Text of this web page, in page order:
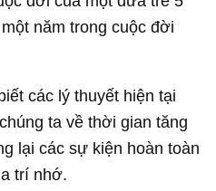
năm trong cuộc đời
các lý thuyết hiện tại
ta về thời gian tăng
lại các sự kiện hoàn toàn
trí nhớ.